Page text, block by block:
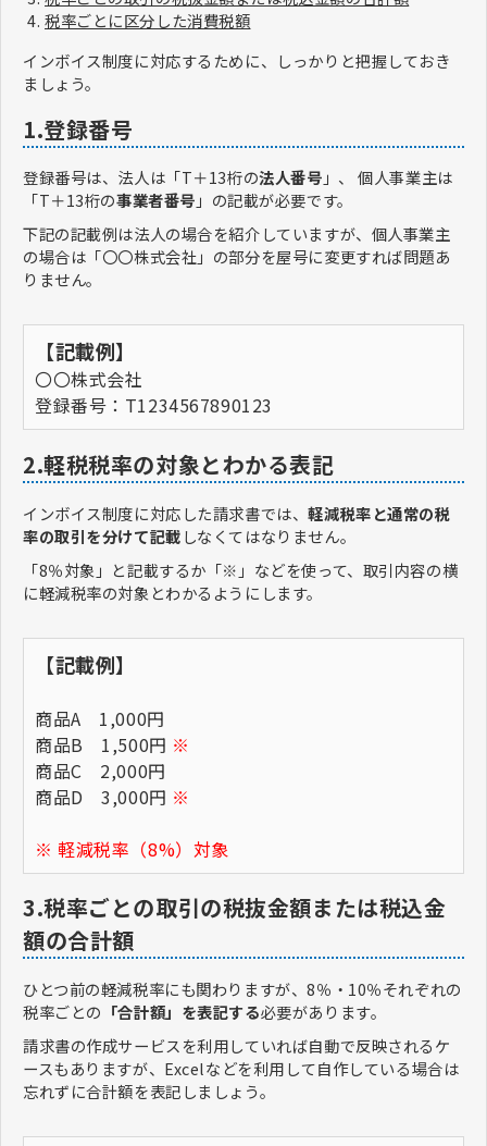
税率ごとに区分した消費税額
インボイス制度に対応するために、しっかりと把握しておき
ましょう。
1.登録番号
登録番号は、法人は「T＋13桁の法人番号 」、 個人事業主は
「T＋13桁の事業者番号 」の記載が必要です。
下記の記載例は法人の場合を紹介していますが、個人事業主
の場合は「〇〇株式会社」の部分を屋号に変更すれば問題あ
りません。
【記載例】
〇〇株式会社
登録番号：T1234567890123
2.軽税税率の対象とわかる表記
インボイス制度に対応した請求書では、軽減税率と通常の税
率の取引を分けて記載しなくてはなりません。
「8％対象」と記載するか「※」などを使って、取引内容の横
に軽減税率の対象とわかるようにします。
【記載例】
商品A 1,000円
商品B 1,500円 ※
商品C 2,000円
商品D 3,000円 ※
※ 軽減税率（8%）対象
3.税率ごとの取引の税抜金額または税込金
額の合計額
ひとつ前の軽減税率にも関わりますが、8％・10％それぞれの
税率ごとの 「合計額」を表記する必要があります。
請求書の作成サービスを利用していれば自動で反映されるケ
ースもありますが、Excelなどを利用して自作している場合は
忘れずに合計額を表記しましょう。